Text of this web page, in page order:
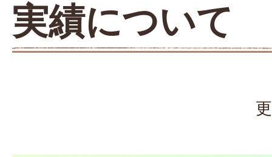
実績について